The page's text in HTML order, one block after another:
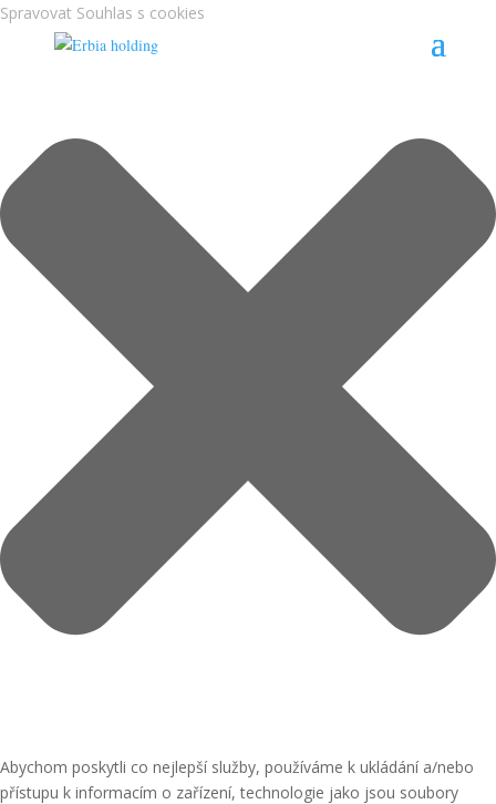
Spravovat Souhlas s cookies
Abychom poskytli co nejlepší služby, používáme k ukládání a/nebo
přístupu k informacím o zařízení, technologie jako jsou soubory